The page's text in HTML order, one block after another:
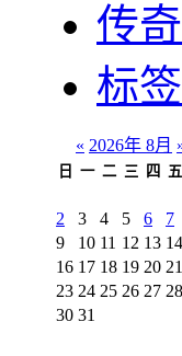
传
标
« 2026年 8月
日 一 二 三 四 五
2
3 4 5 6 7
9
10 11 12 13 14
16 17 18 19 20 21
23 24 25 26 27 28
30 31